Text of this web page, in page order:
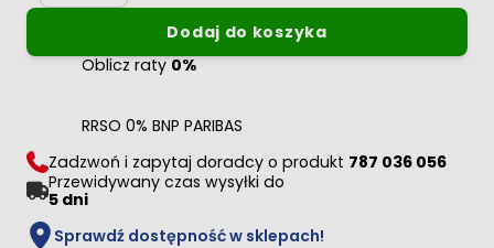
Dodaj do koszyka
Oblicz raty0%
RRSO 0% BNP PARIBAS
Zadzwoń i zapytaj doradcy o produkt 787 036 056
Przewidywany czas wysyłki do
5 dni
Sprawdź dostępność w sklepach!